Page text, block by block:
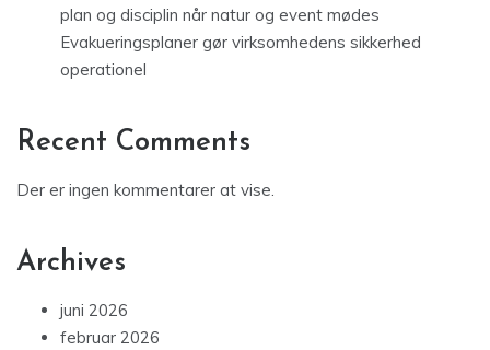
plan og disciplin når natur og event mødes
Evakueringsplaner gør virksomhedens sikkerhed
operationel
Recent Comments
Der er ingen kommentarer at vise.
Archives
juni 2026
februar 2026